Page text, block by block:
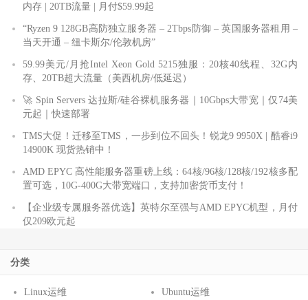
内存 | 20TB流量 | 月付$59.99起
“Ryzen 9 128GB高防独立服务器 – 2Tbps防御 – 英国服务器租用 –
当天开通 – 纽卡斯尔/伦敦机房”
59.99美元/月抢Intel Xeon Gold 5215独服：20核40线程、32G内
存、20TB超大流量（美西机房/低延迟）
🚀 Spin Servers 达拉斯/硅谷裸机服务器｜10Gbps大带宽｜仅74美
元起｜快速部署
TMS大促！迁移至TMS，一步到位不回头！锐龙9 9950X | 酷睿i9
14900K 现货热销中！
AMD EPYC 高性能服务器重磅上线：64核/96核/128核/192核多配
置可选，10G-400G大带宽端口，支持加密货币支付！
【企业级专属服务器优选】英特尔至强与AMD EPYC机型，月付
仅209欧元起
分类
Linux运维
Ubuntu运维